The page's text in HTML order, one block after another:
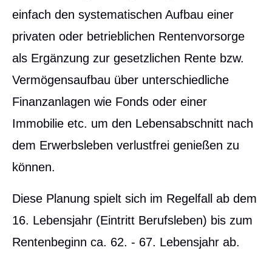
einfach den systematischen Aufbau einer
privaten oder betrieblichen Rentenvorsorge
als Ergänzung zur gesetzlichen Rente bzw.
Vermögensaufbau über unterschiedliche
Finanzanlagen wie Fonds oder einer
Immobilie etc. um den Lebensabschnitt nach
dem Erwerbsleben verlustfrei genießen zu
können.
Diese Planung spielt sich im Regelfall ab dem
16. Lebensjahr (Eintritt Berufsleben) bis zum
Rentenbeginn ca. 62. - 67. Lebensjahr ab.